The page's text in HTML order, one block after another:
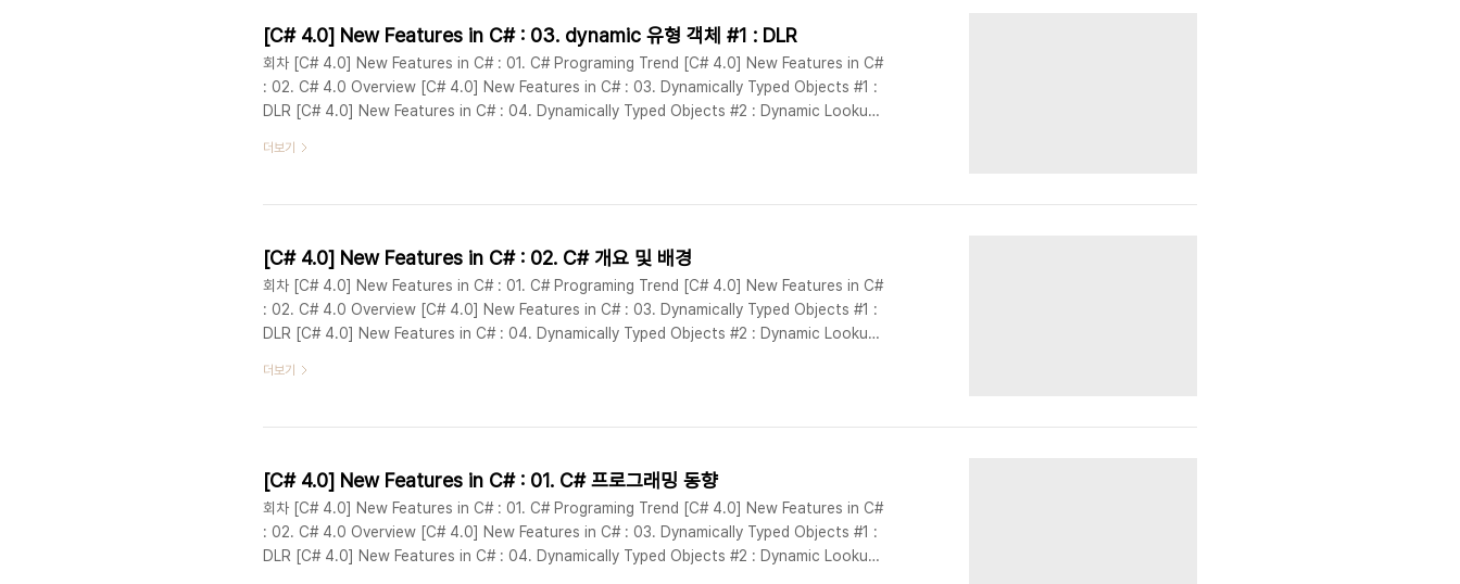
[C# 4.0] New Features in C# : 03. dynamic 유형 객체 #1 : DLR
회차 [C# 4.0] New Features in C# : 01. C# Programing Trend [C# 4.0] New Features in C#
: 02. C# 4.0 Overview [C# 4.0] New Features in C# : 03. Dynamically Typed Objects #1 :
DLR [C# 4.0] New Features in C# : 04. Dynamically Typed Objects #2 : Dynamic Lookup
Features in C# : 06. Com-specific interop features [C# 4.0] New F..
더보기
[C# 4.0] New Features in C# : 02. C# 개요 및 배경
회차 [C# 4.0] New Features in C# : 01. C# Programing Trend [C# 4.0] New Features in C#
: 02. C# 4.0 Overview [C# 4.0] New Features in C# : 03. Dynamically Typed Objects #1 :
DLR [C# 4.0] New Features in C# : 04. Dynamically Typed Objects #2 : Dynamic Lookup
Features in C# : 06. Com-specific interop features [C# 4.0] New F..
더보기
[C# 4.0] New Features in C# : 01. C# 프로그래밍 동향
회차 [C# 4.0] New Features in C# : 01. C# Programing Trend [C# 4.0] New Features in C#
: 02. C# 4.0 Overview [C# 4.0] New Features in C# : 03. Dynamically Typed Objects #1 :
DLR [C# 4.0] New Features in C# : 04. Dynamically Typed Objects #2 : Dynamic Lookup